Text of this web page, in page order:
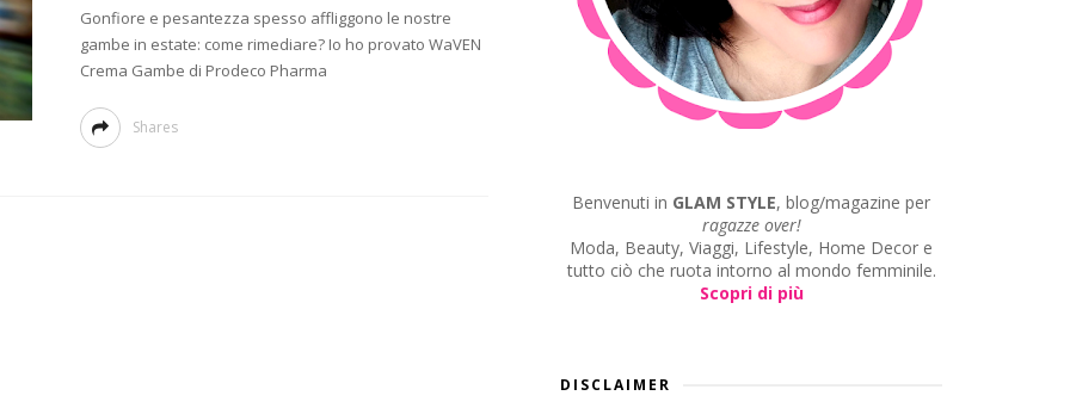
Gonfiore e pesantezza spesso affliggono le nostre
gambe in estate: come rimediare? Io ho provato WaVEN
Crema Gambe di Prodeco Pharma
Shares
Benvenuti in GLAM STYLE, blog/magazine per
ragazze over!
Moda, Beauty, Viaggi, Lifestyle, Home Decor e
tutto ciò che ruota intorno al mondo femminile.
Scopri di più
DISCLAIMER